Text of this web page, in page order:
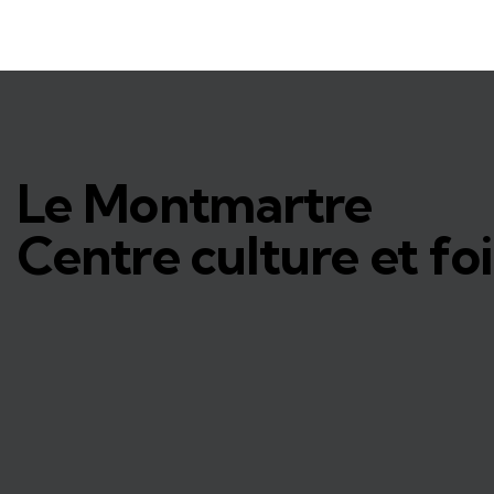
Le Montmartre
Centre culture et foi